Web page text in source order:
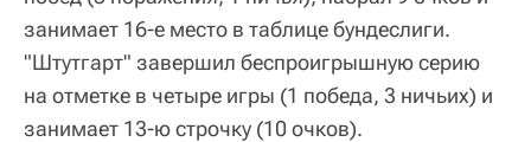
занимает 16-е место в таблице бундеслиги.
"Штутгарт" завершил беспроигрышную серию
на отметке в четыре игры (1 победа, 3 ничьих) и
занимает 13-ю строчку (10 очков).